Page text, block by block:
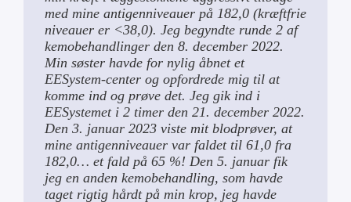
med mine antigenniveauer på 182,0 (kræftfrie
niveauer er <38,0). Jeg begyndte runde 2 af
kemobehandlinger den 8. december 2022.
Min søster havde for nylig åbnet et
EESystem-center og opfordrede mig til at
komme ind og prøve det. Jeg gik ind i
EESystemet i 2 timer den 21. december 2022.
Den 3. januar 2023 viste mit blodprøver, at
mine antigenniveauer var faldet til 61,0 fra
182,0… et fald på 65 %! Den 5. januar fik
jeg en anden kemobehandling, som havde
taget rigtig hårdt på min krop, jeg havde